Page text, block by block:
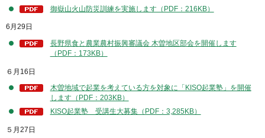
御嶽山火山防災訓練を実施します（PDF：216KB）
6月29日
長野県食と農業農村振興審議会 木曽地区部会を開催します
（PDF：173KB）
６月16日
木曽地域で起業を考えている方を対象に「KISO起業塾」を開催
します（PDF：203KB）
KISO起業塾 受講生大募集（PDF：3,285KB）
５月27日